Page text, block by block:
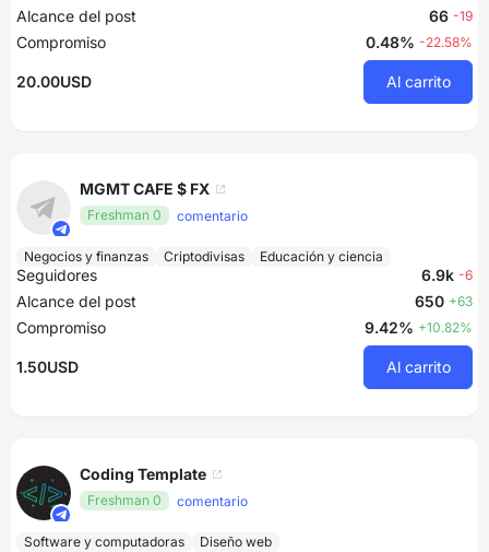
Alcance del post 66 -19
Compromiso 0.48% -22.58%
20.00USD Al carrito
MGMT CAFE $ FX
Freshman 0 comentario
Negocios y finanzas Criptodivisas Educación y ciencia
Seguidores 6.9k -6
Alcance del post 650 +63
Compromiso 9.42% +10.82%
1.50USD Al carrito
Coding Template
Freshman 0 comentario
Software y computadoras Diseño web